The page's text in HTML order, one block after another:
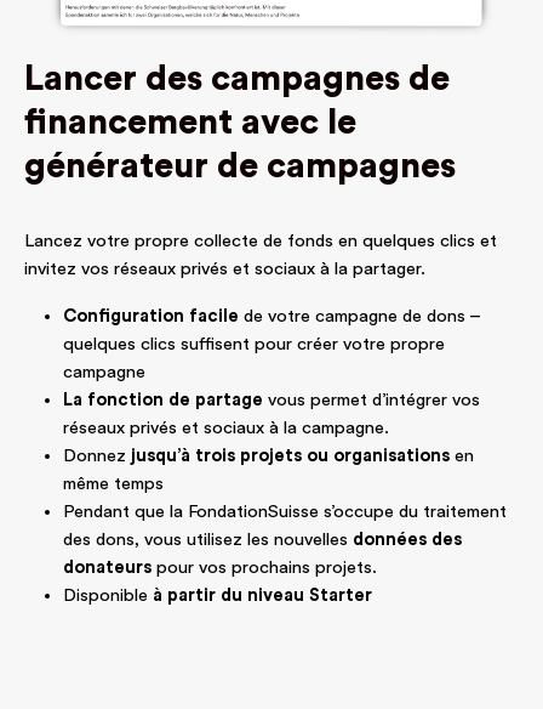
Lancer des campagnes de
financement avec le
générateur de campagnes
Lancez votre propre collecte de fonds en quelques clics et
invitez vos réseaux privés et sociaux à la partager.
Configuration facile de votre campagne de dons –
quelques clics suffisent pour créer votre propre
campagne
La fonction de partage vous permet d’intégrer vos
réseaux privés et sociaux à la campagne.
Donnez jusqu’à trois projets ou organisations en
même temps
Pendant que la FondationSuisse s’occupe du traitement
des dons, vous utilisez les nouvelles données des
donateurs pour vos prochains projets.
Disponible à partir du niveau Starter